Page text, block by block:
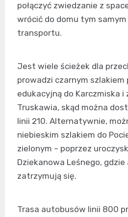
połączyć zwiedzanie z
wrócić do domu tym
transportu.
Jest wiele ścieżek dla
prowadzi czarnym szlakiem
edukacyjną do Karczmiska
Truskawia, skąd można
linii 210. Alternatywnie,
niebieskim szlakiem do
zielonym – poprzez
Dziekanowa Leśnego,
zatrzymują się.
Trasa autobusów linii 800